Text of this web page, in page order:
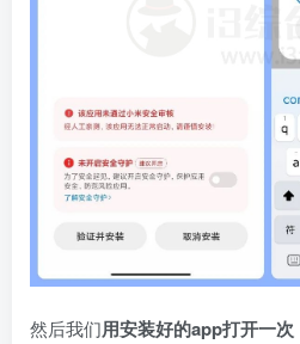
然后我们用安装好的app打开一次